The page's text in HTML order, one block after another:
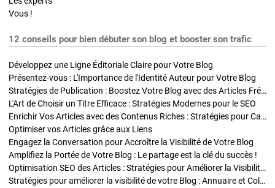
Vous !
12 conseils pour bien débuter son blog et booster son trafic
Développez une Ligne Éditoriale Claire pour Votre Blog
Présentez-vous : L'Importance de l'Identité Auteur pour Votre Blog
Stratégies de Publication : Boostez Votre Blog avec des Articles Fréquents et Exclusifs
L'Art de Choisir un Titre Efficace : Stratégies Modernes pour le SEO
Enrichir Vos Articles avec des Contenus Riches : Stratégies pour Captiver et Optimiser
Optimiser vos Articles grâce aux Liens
Engagez la Conversation pour Accroître la Visibilité de Votre Blog
Amplifiez la Portée de Votre Blog : Le partage est la clé du succès !
Optimisation SEO des Articles : Stratégies pour Améliorer la Visibilité de Votre Blog
Stratégies pour améliorer la visibilité de votre Blog : Annuaire et Collaborations